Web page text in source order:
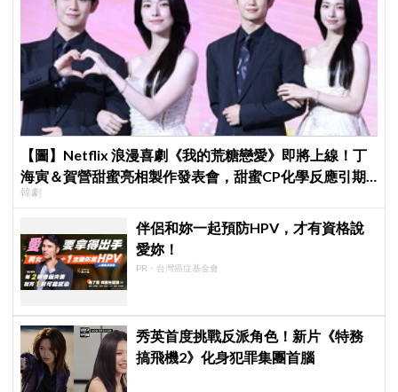
【圖】Netflix 浪漫喜劇《我的荒糖戀愛》即將上線！丁
海寅＆賀營甜蜜亮相製作發表會，甜蜜CP化學反應引期
待
韓劇
伴侶和妳一起預防HPV，才有資格說
愛妳！
PR・台灣癌症基金會
秀英首度挑戰反派角色！新片《特務
搞飛機2》化身犯罪集團首腦